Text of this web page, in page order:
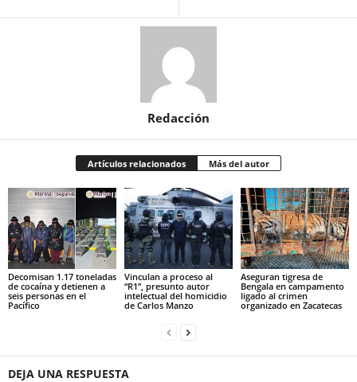
Redacción
Artículos relacionados Más del autor
Decomisan 1.17 toneladas
de cocaína y detienen a
seis personas en el
Pacífico
Vinculan a proceso al
“R1”, presunto autor
intelectual del homicidio
de Carlos Manzo
Aseguran tigresa de
Bengala en campamento
ligado al crimen
organizado en Zacatecas
DEJA UNA RESPUESTA